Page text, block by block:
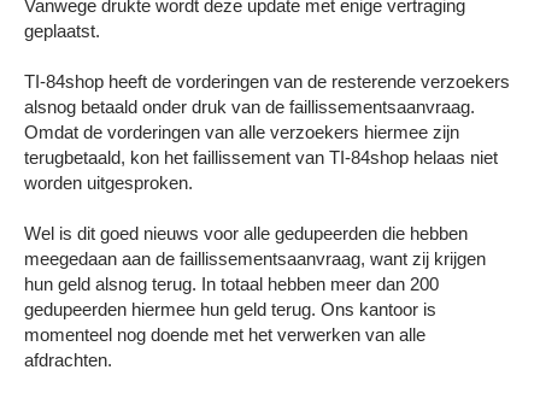
Vanwege drukte wordt deze update met enige vertraging
geplaatst.
TI-84shop heeft de vorderingen van de resterende verzoekers
alsnog betaald onder druk van de faillissementsaanvraag.
Omdat de vorderingen van alle verzoekers hiermee zijn
terugbetaald, kon het faillissement van TI-84shop helaas niet
worden uitgesproken.
Wel is dit goed nieuws voor alle gedupeerden die hebben
meegedaan aan de faillissementsaanvraag, want zij krijgen
hun geld alsnog terug. In totaal hebben meer dan 200
gedupeerden hiermee hun geld terug. Ons kantoor is
momenteel nog doende met het verwerken van alle
afdrachten.